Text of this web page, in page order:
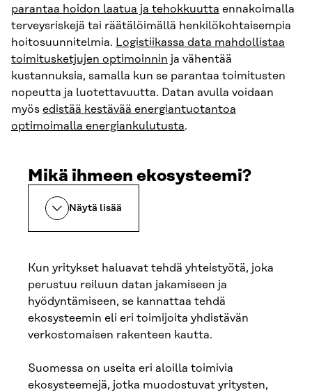
parantaa hoidon laatua ja tehokkuutta ennakoimalla
terveysriskejä tai räätälöimällä henkilökohtaisempia
hoitosuunnitelmia. Logistiikassa data mahdollistaa
toimitusketjujen optimoinnin ja vähentää
kustannuksia, samalla kun se parantaa toimitusten
nopeutta ja luotettavuutta. Datan avulla voidaan
myös edistää kestävää energiantuotantoa
optimoimalla energiankulutusta.
Mikä ihmeen ekosysteemi?
Näytä lisää
Kun yritykset haluavat tehdä yhteistyötä, joka
perustuu reiluun datan jakamiseen ja
hyödyntämiseen, se kannattaa tehdä
ekosysteemin eli eri toimijoita yhdistävän
verkostomaisen rakenteen kautta.
Suomessa on useita eri aloilla toimivia
ekosysteemejä, jotka muodostuvat yritysten,